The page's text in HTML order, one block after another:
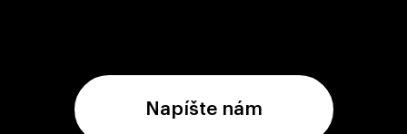
Napíšte nám